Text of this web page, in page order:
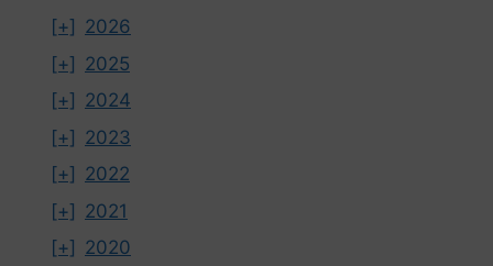
[+] 2026
[+] 2025
[+] 2024
[+] 2023
[+] 2022
[+] 2021
[+] 2020